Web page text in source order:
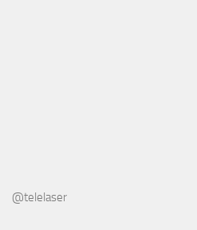
@telelaser